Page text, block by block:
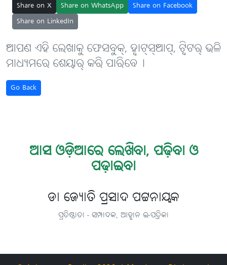
Share on X Share on WhatsApp
Share on Facebook
Share on LinkedIn
ଆପଣ ଏହି ଲେଖାକୁ ଫେସବୁକ୍, ହ୍ବାଟ୍‌ସ୍‌ଆପ୍, ଟ୍ବିଟର୍ ଭଳି
ମାଧ୍ୟମରେ ଶେୟାର୍ କରି ପାରିବେ୤
Go Back
ଆସ ଓଡ଼ିଆରେ ଲେଖିବା, ପଢ଼ିବା ଓ
ପଢ଼ାଇବା
ଡା ଜ୍ୟୋତି ପ୍ରସାଦ ପଟ୍ଟନାୟକ
ପ୍ରତିଷ୍ଠାତା - ସମ୍ପାଦକ, ଆହ୍ବାନ ଇ-ପତ୍ରିକା